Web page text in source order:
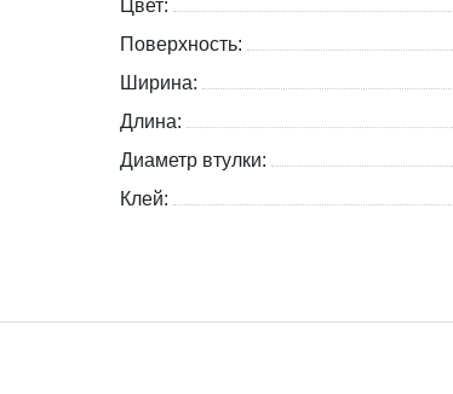
Цвет:
Поверхность:
Ширина:
Длина:
Диаметр втулки:
Клей: